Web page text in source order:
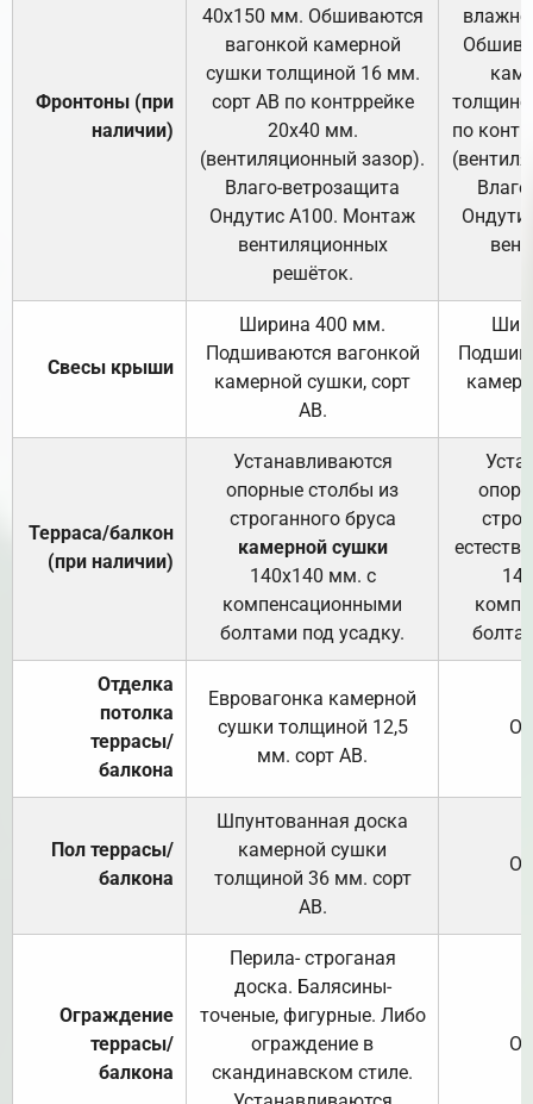
Фронтоны (при
наличии)
40х150 мм. Обшиваются
вагонкой камерной
сушки толщиной 16 мм.
сорт АВ по контррейке
20х40 мм.
(вентиляционный зазор).
Влаго-ветрозащита
Ондутис А100. Монтаж
вентиляционных
решёток.
по
Свесы крыши
Ширина 400 мм.
Подшиваются вагонкой
камерной сушки, сорт
АВ.
Терраса/балкон
(при наличии)
Устанавливаются
опорные столбы из
строганного бруса
камерной сушки
140х140 мм. с
компенсационными
болтами под усадку.
Отделка
потолка
террасы/
балкона
Евровагонка камерной
сушки толщиной 12,5
мм. сорт АВ.
Пол террасы/
балкона
Шпунтованная доска
камерной сушки
толщиной 36 мм. сорт
АВ.
Ограждение
террасы/
балкона
Перила- строганая
доска. Балясины-
точеные, фигурные. Либо
ограждение в
скандинавском стиле.